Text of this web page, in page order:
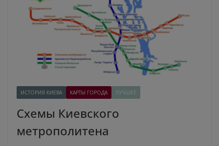
ИСТОРИЯ КИЕВА КАРТЫ ГОРОДА ЛУЧШЕЕ
Схемы Киевского
метрополитена